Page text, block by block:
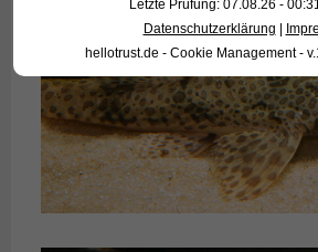
Letzte Prüfung: 07.08.26 -
Datenschutzerklärung
hellotrust.de - Cookie Management -